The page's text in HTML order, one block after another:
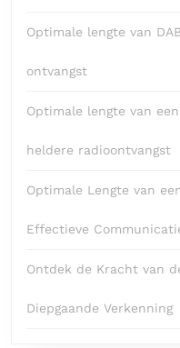
Optimale lengte van
ontvangst
Optimale lengte van
heldere radioontvangst
Optimale Lengte van
Effectieve
Ontdek de Kracht van
Diepgaande Verkenning